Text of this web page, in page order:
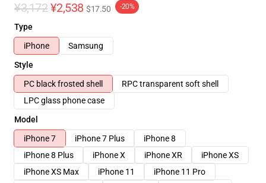
¥3,172 ¥2,538 $17.50 -20%
Type
iPhone
Samsung
Style
PC black frosted shell
RPC transparent soft shell
LPC glass phone case
Model
iPhone 7
iPhone 7 Plus
iPhone 8
iPhone 8 Plus
iPhone X iPhone XR
iPhone XS
iPhone XS Max
iPhone 11
iPhone 11 Pro